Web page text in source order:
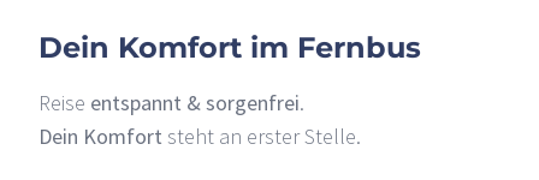
Dein Komfort im Fernbus
Reise entspannt & sorgenfrei.
Dein Komfort steht an erster Stelle.